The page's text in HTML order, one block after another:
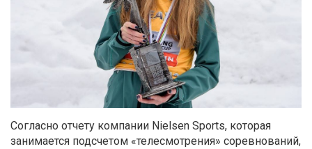
Согласно отчету компании Nielsen Sports, которая
занимается подсчетом «телесмотрения» соревнований,